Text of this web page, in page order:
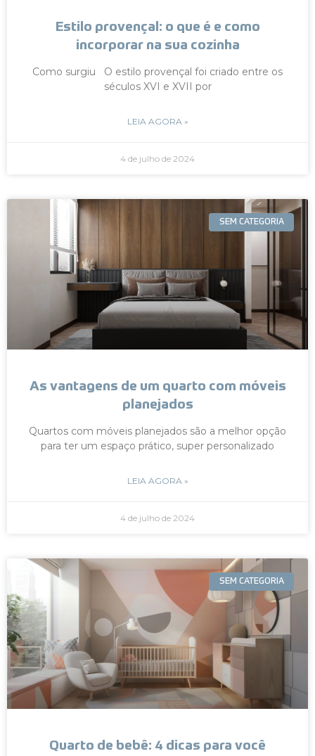
Estilo provençal: o que é e como
incorporar na sua cozinha
Como surgiu O estilo provençal foi criado entre os
séculos XVI e XVII por
LEIA AGORA »
4 de julho de 2024
SEM CATEGORIA
As vantagens de um quarto com móveis
planejados
Quartos com móveis planejados são a melhor opção
para ter um espaço prático, super personalizado
LEIA AGORA »
4 de julho de 2024
SEM CATEGORIA
Quarto de bebê: 4 dicas para você